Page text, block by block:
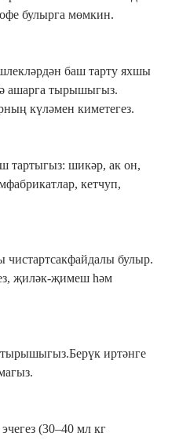
булырга мөмкин.
баш тарту яхшы
ашарга тырышыгыз.
күләмен киметегез.
тартыгыз: шикәр, ак он,
кетчуп,
чистартсакфайдалы булыр.
җиләк-җимеш һәм
иртәнге
(30–40 мл кг